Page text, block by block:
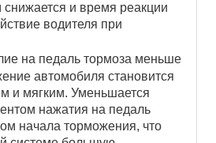
снижается и время реакции
водителя при
на педаль тормоза меньше
автомобиля становится
и мягким. Уменьшается
нажатия на педаль
начала торможения, что